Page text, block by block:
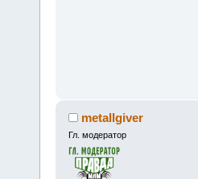
metallgiver
Гл. модератор